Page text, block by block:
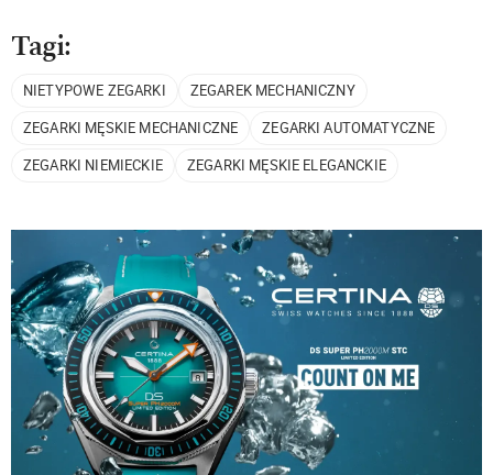
Tagi:
NIETYPOWE ZEGARKI
ZEGAREK MECHANICZNY
ZEGARKI MĘSKIE MECHANICZNE
ZEGARKI AUTOMATYCZNE
ZEGARKI NIEMIECKIE
ZEGARKI MĘSKIE ELEGANCKIE